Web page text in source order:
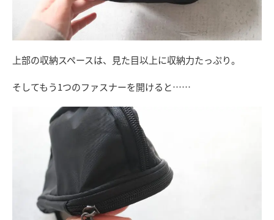
上部の収納スペースは、見た目以上に収納力たっぷり。
そしてもう1つのファスナーを開けると……